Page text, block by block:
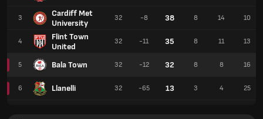
3
Cardiff Met
University
4
Flint Town
United
5 Bala Town
6 Llanelli
32 -8 38 8 14 10
32 -11 35 8 11 13
32 -12 32 8 8 16
32 -65 13 3 4 25